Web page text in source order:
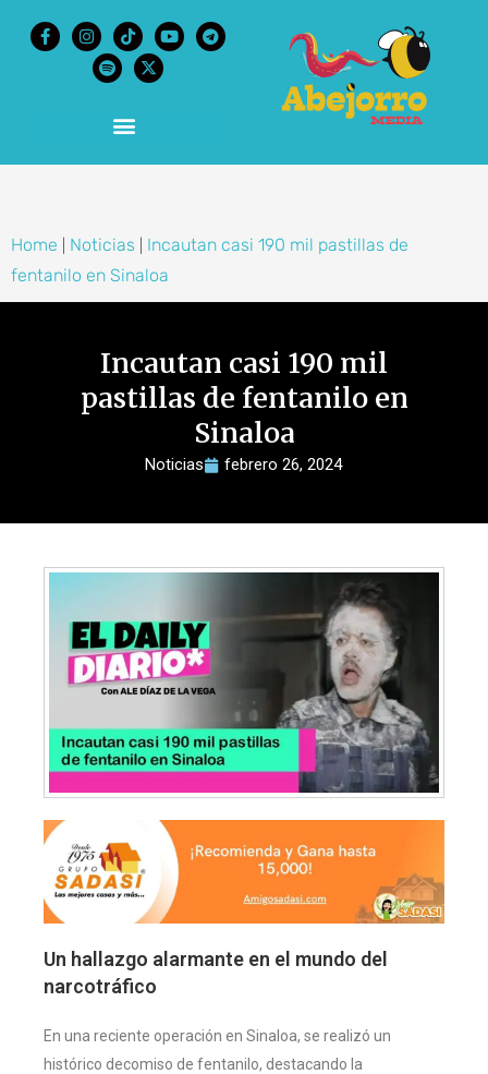
Home Noticias
Incautan casi 190 mil pastillas de
fentanilo en Sinaloa
Incautan casi 190 mil
pastillas de fentanilo en
Sinaloa
Noticias febrero 26, 2024
Un hallazgo alarmante en el mundo del
narcotráfico
En una reciente operación en Sinaloa, se realizó un
histórico decomiso de fentanilo, destacando la